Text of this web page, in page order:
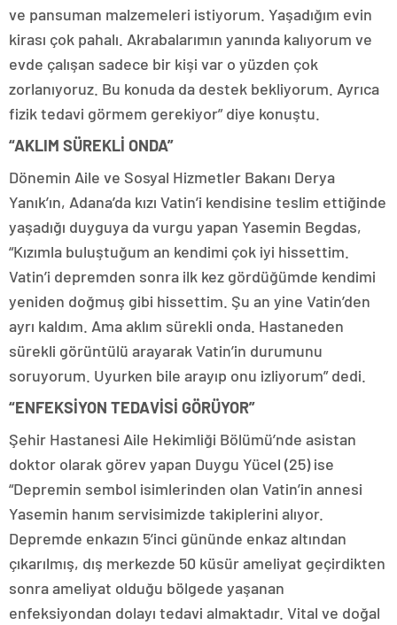
ve pansuman malzemeleri istiyorum. Yaşadığım evin
kirası çok pahalı. Akrabalarımın yanında kalıyorum ve
evde çalışan sadece bir kişi var o yüzden çok
zorlanıyoruz. Bu konuda da destek bekliyorum. Ayrıca
fizik tedavi görmem gerekiyor” diye konuştu.
“AKLIM SÜREKLİ ONDA”
Dönemin Aile ve Sosyal Hizmetler Bakanı Derya
Yanık’ın, Adana’da kızı Vatin’i kendisine teslim ettiğinde
yaşadığı duyguya da vurgu yapan Yasemin Begdas,
“Kızımla buluştuğum an kendimi çok iyi hissettim.
Vatin’i depremden sonra ilk kez gördüğümde kendimi
yeniden doğmuş gibi hissettim. Şu an yine Vatin’den
ayrı kaldım. Ama aklım sürekli onda. Hastaneden
sürekli görüntülü arayarak Vatin’in durumunu
soruyorum. Uyurken bile arayıp onu izliyorum” dedi.
“ENFEKSİYON TEDAVİSİ GÖRÜYOR”
Şehir Hastanesi Aile Hekimliği Bölümü’nde asistan
doktor olarak görev yapan Duygu Yücel (25) ise
“Depremin sembol isimlerinden olan Vatin’in annesi
Yasemin hanım servisimizde takiplerini alıyor.
Depremde enkazın 5’inci gününde enkaz altından
çıkarılmış, dış merkezde 50 küsür ameliyat geçirdikten
sonra ameliyat olduğu bölgede yaşanan
enfeksiyondan dolayı tedavi almaktadır. Vital ve doğal